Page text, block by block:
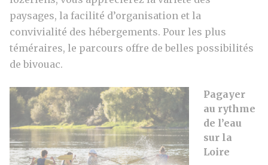
paysages, la facilité d’organisation et la
convivialité des hébergements. Pour les plus
téméraires, le parcours offre de belles possibilités
de bivouac.
Pagayer
au rythme
de l’eau
sur la
Loire